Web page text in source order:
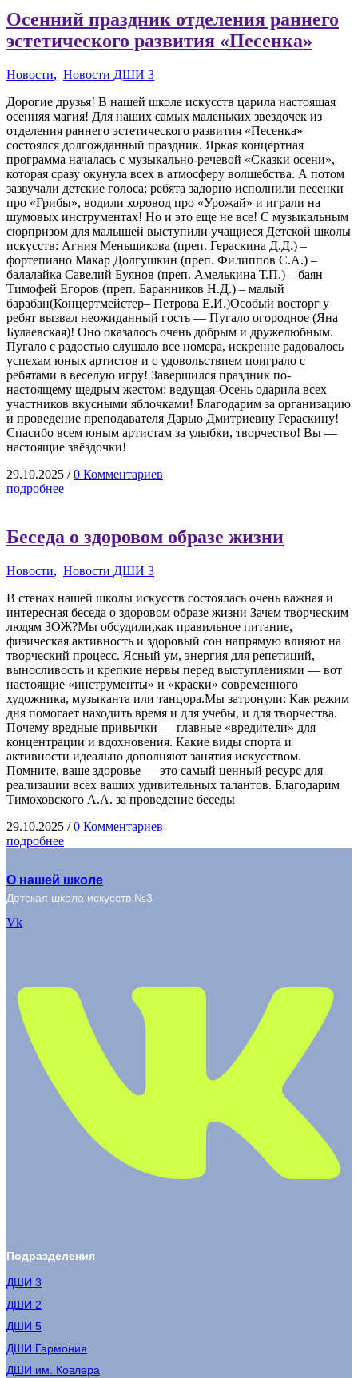
Осенний праздник отделения раннего
эстетического развития «Песенка»
Новости, Новости ДШИ 3
Дорогие друзья! В нашей школе искусств царила настоящая
осенняя магия! Для наших самых маленьких звездочек из
отделения раннего эстетического развития «Песенка»
состоялся долгожданный праздник. Яркая концертная
программа началась с музыкально-речевой «Сказки осени»,
которая сразу окунула всех в атмосферу волшебства. А потом
зазвучали детские голоса: ребята задорно исполнили песенки
про «Грибы», водили хоровод про «Урожай» и играли на
шумовых инструментах! Но и это еще не все! С музыкальным
сюрпризом для малышей выступили учащиеся Детской школы
искусств: Агния Меньшикова (преп. Гераскина Д.Д.) –
фортепиано Макар Долгушкин (преп. Филиппов С.А.) –
балалайка Савелий Буянов (преп. Амелькина Т.П.) – баян
Тимофей Егоров (преп. Баранников Н.Д.) – малый
барабан(Концертмейстер– Петрова Е.И.)Особый восторг у
ребят вызвал неожиданный гость — Пугало огородное (Яна
Булаевская)! Оно оказалось очень добрым и дружелюбным.
Пугало с радостью слушало все номера, искренне радовалось
успехам юных артистов и с удовольствием поиграло с
ребятами в веселую игру! Завершился праздник по-
настоящему щедрым жестом: ведущая-Осень одарила всех
участников вкусными яблочками! Благодарим за организацию
и проведение преподавателя Дарью Дмитриевну Гераскину!
Спасибо всем юным артистам за улыбки, творчество! Вы —
настоящие звёздочки!
29.10.2025 / 0 Комментариев
подробнее
Беседа о здоровом образе жизни
Новости, Новости ДШИ 3
В стенах нашей школы искусств состоялась очень важная и
интересная беседа о здоровом образе жизни Зачем творческим
людям ЗОЖ?Мы обсудили,как правильное питание,
физическая активность и здоровый сон напрямую влияют на
творческий процесс. Ясный ум, энергия для репетиций,
выносливость и крепкие нервы перед выступлениями — вот
настоящие «инструменты» и «краски» современного
художника, музыканта или танцора.Мы затронули: Как режим
дня помогает находить время и для учебы, и для творчества.
Почему вредные привычки — главные «вредители» для
концентрации и вдохновения. Какие виды спорта и
активности идеально дополняют занятия искусством.
Помните, ваше здоровье — это самый ценный ресурс для
реализации всех ваших удивительных талантов. Благодарим
Тимоховского А.А. за проведение беседы
29.10.2025 / 0 Комментариев
подробнее
О нашей школе
Детская школа искусств №3
Vk
Подразделения
ДШИ 3
ДШИ 2
ДШИ 5
ДШИ Гармония
ДШИ им. Ковлера